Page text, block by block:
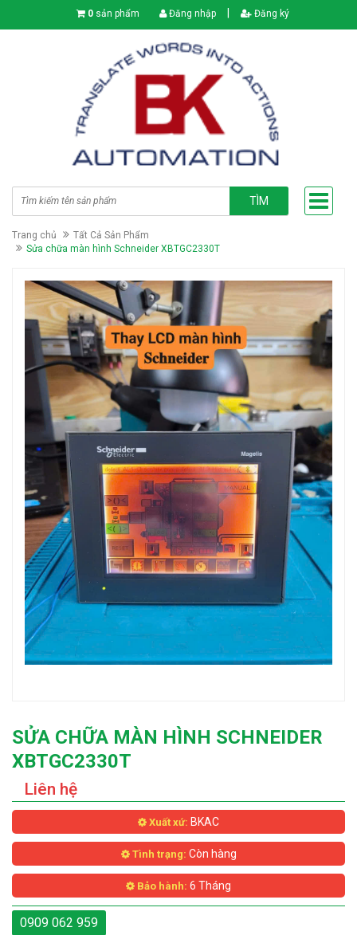
0 sản phẩm Đăng nhập Đăng ký
TÌM
Trang chủ
Tất Cả Sản Phẩm
Sửa chữa màn hình Schneider XBTGC2330T
SỬA CHỮA MÀN HÌNH SCHNEIDER
XBTGC2330T
Liên hệ
Xuất xứ: BKAC
Tình trạng: Còn hàng
Bảo hành: 6 Tháng
0909 062 959